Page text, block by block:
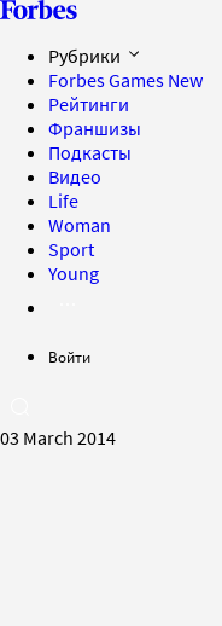
Рубрики
Forbes Games New
Рейтинги
Франшизы
Подкасты
Видео
Life
Woman
Sport
Young
Войти
03 March 2014